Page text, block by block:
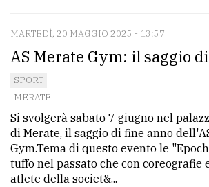
MARTEDÌ, 20 MAGGIO 2025 - 13:57
AS Merate Gym: il saggio
SPORT
MERATE
Si svolgerà sabato 7 giugno nel
di Merate, il saggio di fine anno
Gym.Tema di questo evento le
tuffo nel passato che con coreografie
atlete della societ&...